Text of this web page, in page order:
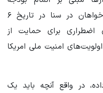
اوکراین تا پایان سال، جمهوری‌خواهان در سنا در تاریخ ۶
اضطراری برای حمایت از
امنیت ملی امریکا
در واقع آنچه باید یک